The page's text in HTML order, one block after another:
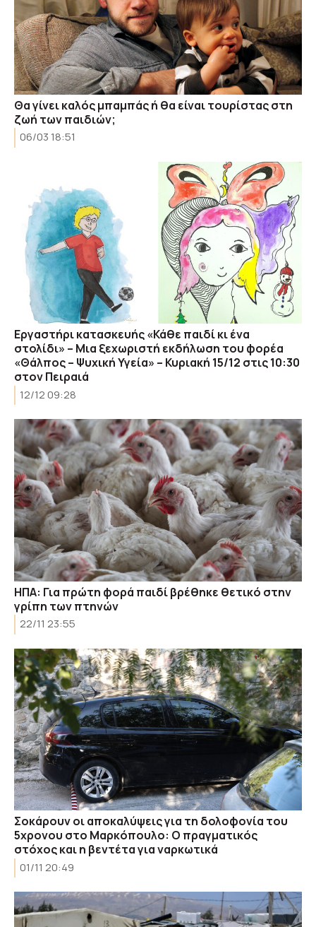
Θα γίνει καλός μπαμπάς ή θα είναι τουρίστας στη
ζωή των παιδιών;
06/03 18:51
Εργαστήρι κατασκευής «Κάθε παιδί κι ένα
στολίδι» – Μια ξεχωριστή εκδήλωση του φορέα
«Θάλπος – Ψυχική Υγεία» – Κυριακή 15/12 στις 10:30
στον Πειραιά
12/12 09:28
ΗΠΑ: Για πρώτη φορά παιδί βρέθηκε θετικό στην
γρίπη των πτηνών
22/11 23:55
Σοκάρουν οι αποκαλύψεις για τη δολοφονία του
5χρονου στο Μαρκόπουλο: Ο πραγματικός
στόχος και η βεντέτα για ναρκωτικά
01/11 20:49